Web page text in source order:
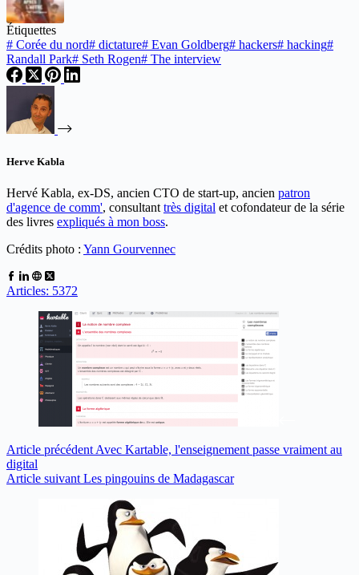
Étiquettes
# Corée du nord# dictature# Evan Goldberg# hackers# hacking#
Randall Park# Seth Rogen# The interview
Herve Kabla
Hervé Kabla, ex-DS, ancien CTO de start-up, ancien patron
d'agence de comm', consultant très digital et cofondateur de la série
des livres expliqués à mon boss.
Crédits photo : Yann Gourvennec
Articles: 5372
Article précédent Avec Kartable, l'enseignement passe vraiment au
digital
Article suivant Les pingouins de Madagascar